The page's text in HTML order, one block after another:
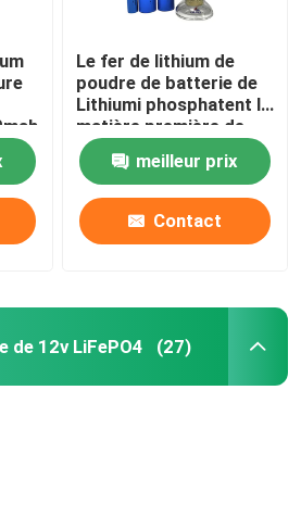
Le fer de lithium de
poudre de batterie de
Lithiumi phosphatent la
matière première de
batterie au lithium de la
poudre LiFePO4
meilleur prix
Contact
de 12v LiFePO4 (27)